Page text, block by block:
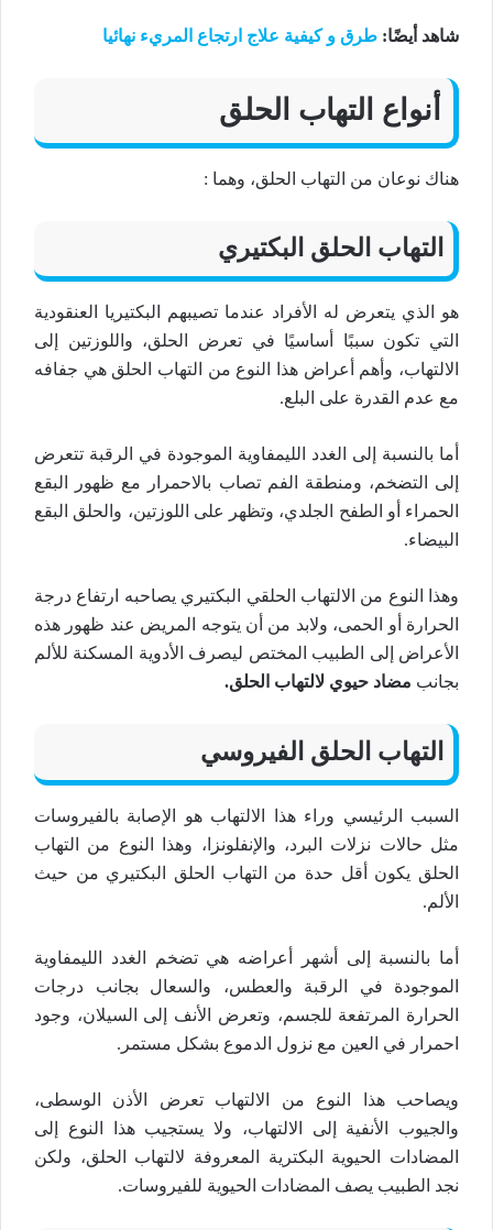
شاهد أيضًا: طرق و كيفية علاج ارتجاع المريء نهائيا
أنواع التهاب الحلق
هناك نوعان من التهاب الحلق، وهما :
التهاب الحلق البكتيري
هو الذي يتعرض له الأفراد عندما تصيبهم البكتيريا العنقودية
التي تكون سببًا أساسيًا في تعرض الحلق، واللوزتين إلى
الالتهاب، وأهم أعراض هذا النوع من التهاب الحلق هي جفافه
مع عدم القدرة على البلع.
أما بالنسبة إلى الغدد الليمفاوية الموجودة في الرقبة تتعرض
إلى التضخم، ومنطقة الفم تصاب بالاحمرار مع ظهور البقع
الحمراء أو الطفح الجلدي، وتظهر على اللوزتين، والحلق البقع
البيضاء.
وهذا النوع من الالتهاب الحلقي البكتيري يصاحبه ارتفاع درجة
الحرارة أو الحمى، ولابد من أن يتوجه المريض عند ظهور هذه
الأعراض إلى الطبيب المختص ليصرف الأدوية المسكنة للألم
بجانب مضاد حيوي لالتهاب الحلق.
التهاب الحلق الفيروسي
السبب الرئيسي وراء هذا الالتهاب هو الإصابة بالفيروسات
مثل حالات نزلات البرد، والإنفلونزا، وهذا النوع من التهاب
الحلق يكون أقل حدة من التهاب الحلق البكتيري من حيث
الألم.
أما بالنسبة إلى أشهر أعراضه هي تضخم الغدد الليمفاوية
الموجودة في الرقبة والعطس، والسعال بجانب درجات
الحرارة المرتفعة للجسم، وتعرض الأنف إلى السيلان، وجود
احمرار في العين مع نزول الدموع بشكل مستمر.
ويصاحب هذا النوع من الالتهاب تعرض الأذن الوسطى،
والجيوب الأنفية إلى الالتهاب، ولا يستجيب هذا النوع إلى
المضادات الحيوية البكترية المعروفة لالتهاب الحلق، ولكن
نجد الطبيب يصف المضادات الحيوية للفيروسات.